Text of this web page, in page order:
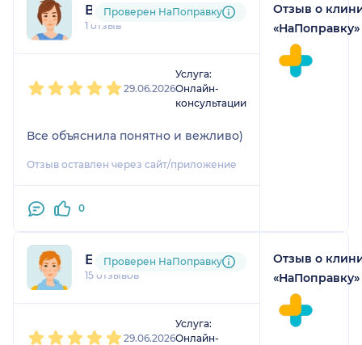
Виктория
1 отзыв
Проверен НаПоправку
29.06.2026
Услуга:
Онлайн-
консультации
Все объяснила понятно и вежливо)
Отзыв оставлен через сайт/приложение
0
Отзыв о
«НаПоправку»
Елена
15 отзывов
Проверен НаПоправку
29.06.2026
Услуга:
Онлайн-
Отзыв о
«НаПоправку»